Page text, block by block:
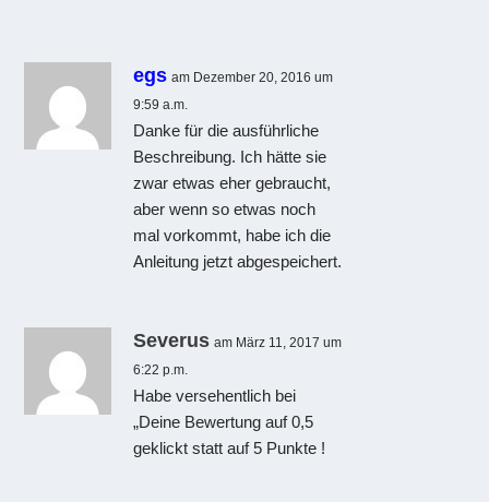
egs am Dezember 20, 2016 um
9:59 a.m.
Danke für die ausführliche
Beschreibung. Ich hätte sie
zwar etwas eher gebraucht,
aber wenn so etwas noch
mal vorkommt, habe ich die
Anleitung jetzt abgespeichert.
Severus am März 11, 2017 um
6:22 p.m.
Habe versehentlich bei
„Deine Bewertung auf 0,5
geklickt statt auf 5 Punkte !